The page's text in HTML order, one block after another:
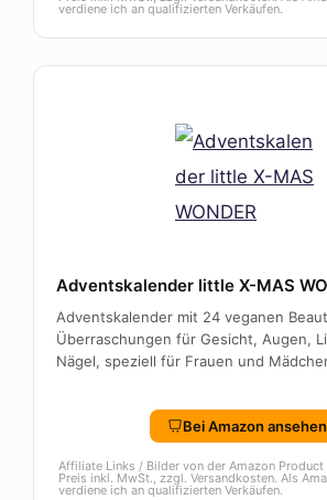
verdiene ich an qualifizierten Verkäufen.
Adventskalender little X-MAS
Adventskalender mit 24 veganen
Überraschungen für Gesicht, Augen,
Nägel, speziell für Frauen und
Bei Amazon ansehen
Affiliate Links / Bilder von der Amazon Product
Preis inkl. MwSt., zzgl. Versandkosten. Als
verdiene ich an qualifizierten Verkäufen.